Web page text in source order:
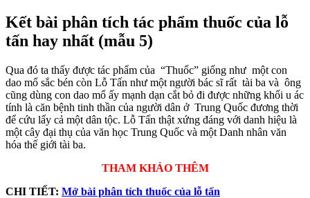
Kết bài phân tích tác phẩm thuốc của lỗ
tấn hay nhất (mẫu 5)
Qua đó ta thấy được tác phẩm của “Thuốc” giống như một con
dao mổ sắc bén còn Lỗ Tấn như một người bác sĩ rất tài ba và ông
cũng dùng con dao mổ ấy mạnh dạn cắt bỏ đi được những khối u ác
tính là căn bệnh tinh thần của người dân ở Trung Quốc đương thời
để cứu lấy cả một dân tộc. Lỗ Tấn thật xứng đáng với danh hiệu là
một cây đại thụ của văn học Trung Quốc và một Danh nhân văn
hóa thế giới tài ba.
THAM KHẢO THÊM
CHI TIẾT: Mở bài phân tích thuốc của lỗ tấn